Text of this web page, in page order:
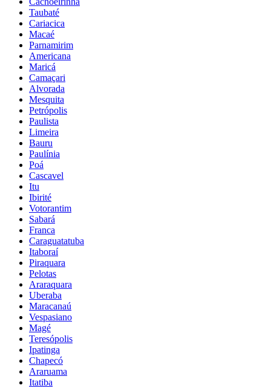
Taubaté
Cariacica
Macaé
Parnamirim
Americana
Maricá
Camaçari
Alvorada
Mesquita
Petrópolis
Paulista
Limeira
Bauru
Paulínia
Poá
Cascavel
Itu
Ibirité
Votorantim
Sabará
Franca
Caraguatatuba
Itaboraí
Piraquara
Pelotas
Araraquara
Uberaba
Maracanaú
Vespasiano
Magé
Teresópolis
Ipatinga
Chapecó
Araruama
Itatiba